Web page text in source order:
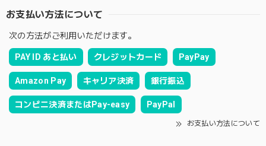
お支払い方法について
次の方法がご利用いただけます。
PAY ID あと払い クレジットカード PayPay
Amazon Pay キャリア決済 銀行振込
コンビニ決済またはPay-easy PayPal
お支払い方法について